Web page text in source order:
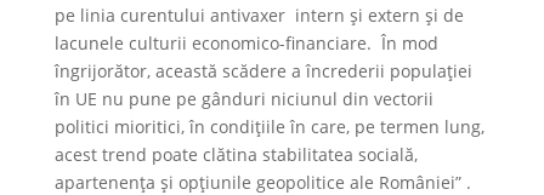
pe linia curentului antivaxer intern și extern și de
lacunele culturii economico-financiare. În mod
îngrijorător, această scădere a încrederii populației
în UE nu pune pe gânduri niciunul din vectorii
politici mioritici, în condițiile în care, pe termen lung,
acest trend poate clătina stabilitatea socială,
apartenența și opțiunile geopolitice ale României” .